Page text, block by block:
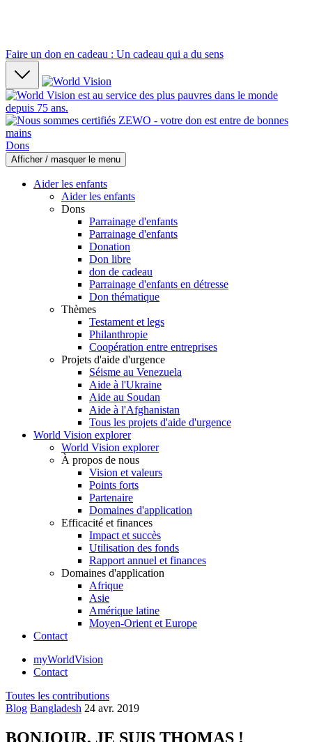
Faire un don en cadeau : Un cadeau qui a du sens
Dons
Afficher / masquer le menu
Aider les enfants
Aider les enfants
Dons
Parrainage d'enfants
Parrainage d'enfants
Donation
Don libre
don de cadeau
Parrainage d'enfants en détresse
Don thématique
Thèmes
Testament et legs
Philanthropie
Coopération entre entreprises
Projets d'aide d'urgence
Séisme au Venezuela
Aide à l'Ukraine
Aide au Soudan
Aide à l'Afghanistan
Tous les projets d'aide d'urgence
World Vision explorer
World Vision explorer
À propos de nous
Vision et valeurs
Points forts
Partenaire
Domaines d'application
Efficacité et finances
Impact et succès
Utilisation des fonds
Rapport annuel et finances
Domaines d'application
Afrique
Asie
Amérique latine
Moyen-Orient et Europe
Contact
myWorldVision
Contact
Toutes les contributions
Blog Bangladesh 24 avr. 2019
BONJOUR, JE SUIS THOMAS !